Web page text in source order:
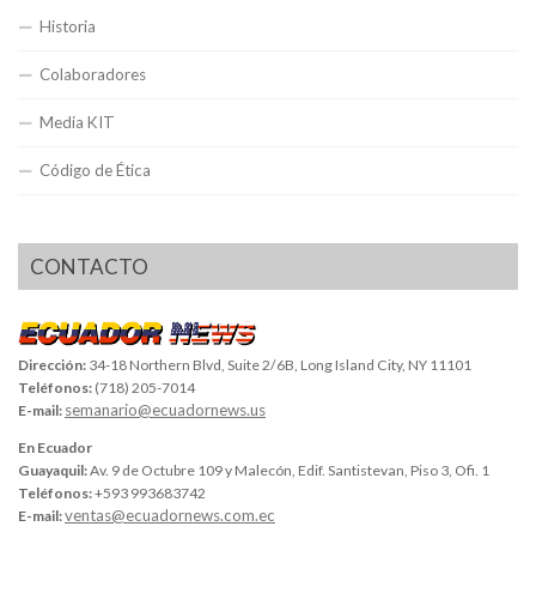
Historia
Colaboradores
Media KIT
Código de Ética
CONTACTO
Dirección: 34-18 Northern Blvd, Suite 2/6B, Long Island City, NY 11101
Teléfonos: (718) 205-7014
E-mail: semanario@ecuadornews.us
En Ecuador
Guayaquil:Av. 9 de Octubre 109 y Malecón, Edif. Santistevan, Piso 3, Ofi. 1
Teléfonos:+593 993683742
E-mail:ventas@ecuadornews.com.ec